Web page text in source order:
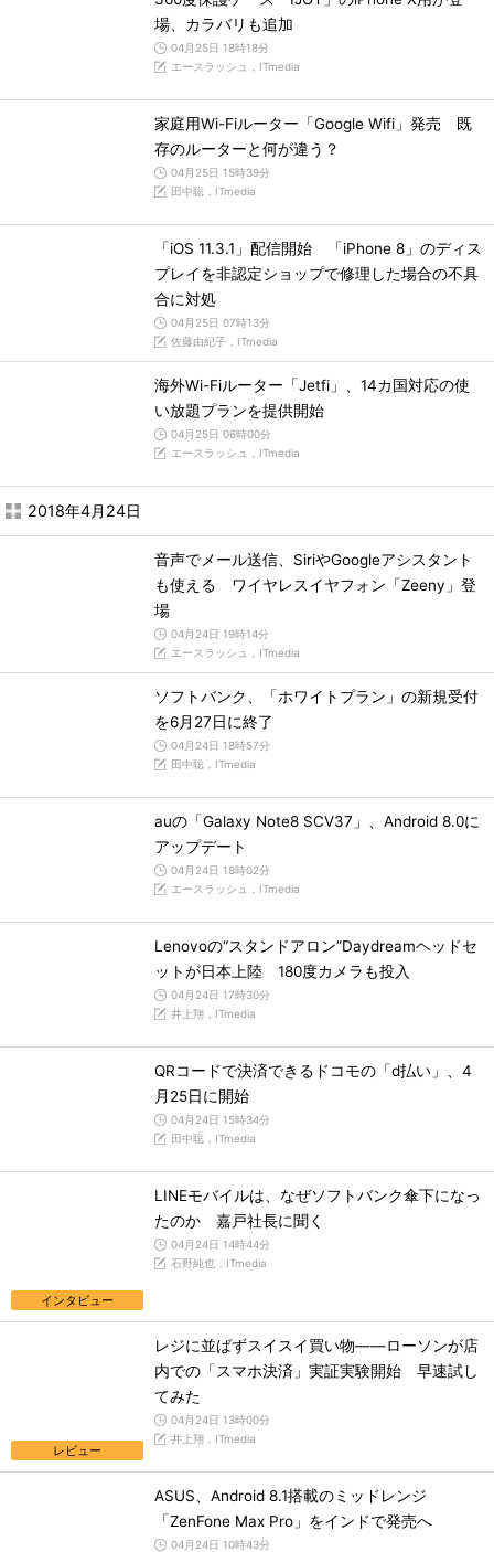
場、カラバリも追加
04月25日 18時18分
エースラッシュ，ITmedia
家庭用Wi-Fiルーター「Google Wifi」発売 既
存のルーターと何が違う？
04月25日 15時39分
田中聡，ITmedia
「iOS 11.3.1」配信開始 「iPhone 8」のディス
プレイを非認定ショップで修理した場合の不具
合に対処
04月25日 07時13分
佐藤由紀子，ITmedia
海外Wi-Fiルーター「Jetfi」、14カ国対応の使
い放題プランを提供開始
04月25日 06時00分
エースラッシュ，ITmedia
2018年4月24日
音声でメール送信、SiriやGoogleアシスタント
も使える ワイヤレスイヤフォン「Zeeny」登
場
04月24日 19時14分
エースラッシュ，ITmedia
ソフトバンク、「ホワイトプラン」の新規受付
を6月27日に終了
04月24日 18時57分
田中聡，ITmedia
auの「Galaxy Note8 SCV37」、Android 8.0に
アップデート
04月24日 18時02分
エースラッシュ，ITmedia
Lenovoの“スタンドアロン”Daydreamヘッドセ
ットが日本上陸 180度カメラも投入
04月24日 17時30分
井上翔，ITmedia
QRコードで決済できるドコモの「d払い」、4
月25日に開始
04月24日 15時34分
田中聡，ITmedia
インタビュー
LINEモバイルは、なぜソフトバンク傘下になっ
たのか 嘉戸社長に聞く
04月24日 14時44分
石野純也，ITmedia
レビュー
レジに並ばずスイスイ買い物――ローソンが店
内での「スマホ決済」実証実験開始 早速試し
てみた
04月24日 13時00分
井上翔，ITmedia
ASUS、Android 8.1搭載のミッドレンジ
「ZenFone Max Pro」をインドで発売へ
04月24日 10時43分